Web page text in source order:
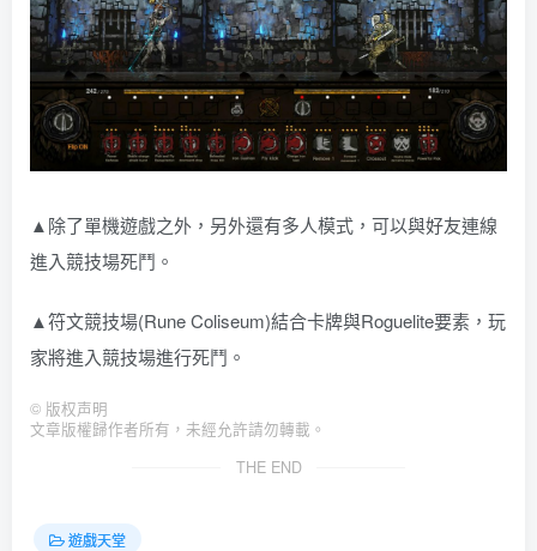
▲除了單機遊戲之外，另外還有多人模式，可以與好友連線
進入競技場死鬥。
▲符文競技場(Rune Coliseum)結合卡牌與Roguelite要素，玩
家將進入競技場進行死鬥。
© 版权声明
文章版權歸作者所有，未經允許請勿轉載。
THE END
遊戲天堂